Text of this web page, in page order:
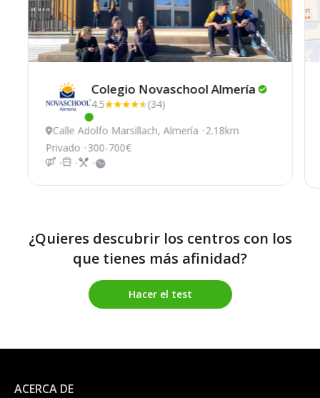
Este centro ha estado online recientemente
Colegio NovaschoolAlmería
4.5
(34)
Calle Adolfo Marsillach, Almería 2.18km
Privado 300-700€
¿Quieres descubrir los centros con los
que tienes más afinidad?
Hacer el test
ACERCA DE